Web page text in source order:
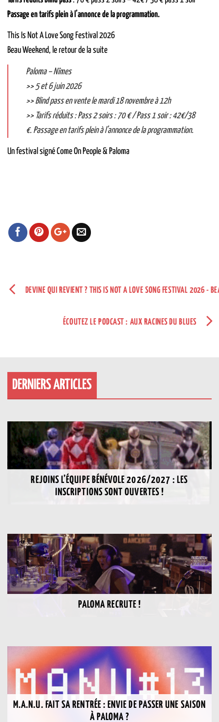
Passage en tarifs plein à l’annonce de la programmation.
This Is Not A Love Song Festival 2026
Beau Weekend, le retour de la suite
Paloma – Nîmes
>> 5 et 6 juin 2026
>> Blind pass en vente le mardi 18 novembre à 12h
>> Tarifs réduits : Pass 2 soirs : 70 € / Pass 1 soir : 42€/38
€. Passage en tarifs plein à l’annonce de la programmation.
Un festival signé Come On People & Paloma
DEVINE QUI REVIENT ? THIS IS NOT A LOVE SONG FESTIVAL 2026 -
ÉCOUTEZ LE PODCAST : AUX RACINES DU BLUES
DERNIERS ARTICLES
REJOINS L’ÉQUIPE BÉNÉVOLE 2026/2027 : LES
INSCRIPTIONS SONT OUVERTES !
PALOMA RECRUTE !
M.A.N.U. FAIT SA RENTRÉE : ENVIE DE PASSER UNE SAISON
À PALOMA ?